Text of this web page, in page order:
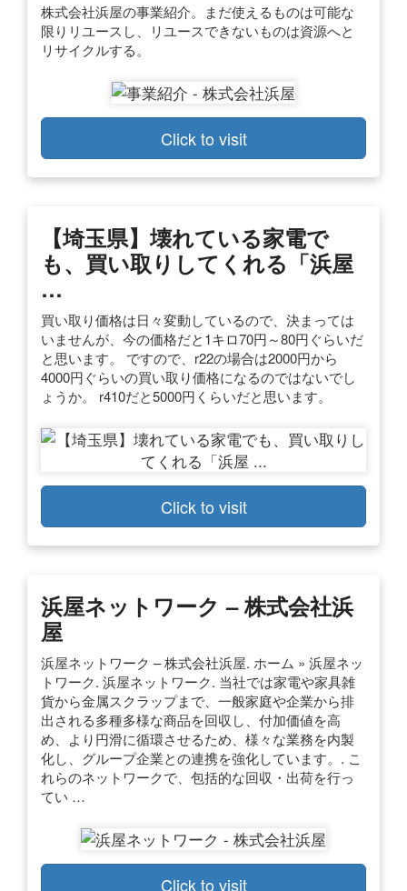
株式会社浜屋の事業紹介。まだ使えるものは可能な
限りリユースし、リユースできないものは資源へと
リサイクルする。
Click to visit
【埼玉県】壊れている家電で
も、買い取りしてくれる「浜屋
…
買い取り価格は日々変動しているので、決まっては
いませんが、今の価格だと1キロ70円～80円ぐらいだ
と思います。 ですので、r22の場合は2000円から
4000円ぐらいの買い取り価格になるのではないでし
ょうか。 r410だと5000円くらいだと思います。
Click to visit
浜屋ネットワーク – 株式会社浜
屋
浜屋ネットワーク – 株式会社浜屋. ホーム » 浜屋ネッ
トワーク. 浜屋ネットワーク. 当社では家電や家具雑
貨から金属スクラップまで、一般家庭や企業から排
出される多種多様な商品を回収し、付加価値を高
め、より円滑に循環させるため、様々な業務を内製
化し、グループ企業との連携を強化しています。. こ
れらのネットワークで、包括的な回収・出荷を行っ
てい …
Click to visit